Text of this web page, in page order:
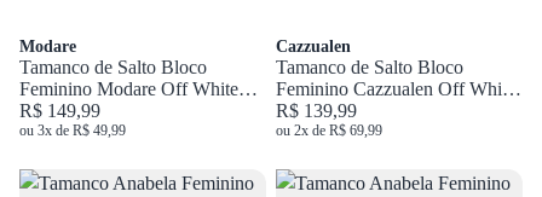
Modare
Tamanco de Salto Bloco
Feminino Modare Off White
7172.126.21736
R$ 149,99
ou 3x de R$ 49,99
Cazzualen
Tamanco de Salto Bloco
Feminino Cazzualen Off White
20.961
R$ 139,99
ou 2x de R$ 69,99